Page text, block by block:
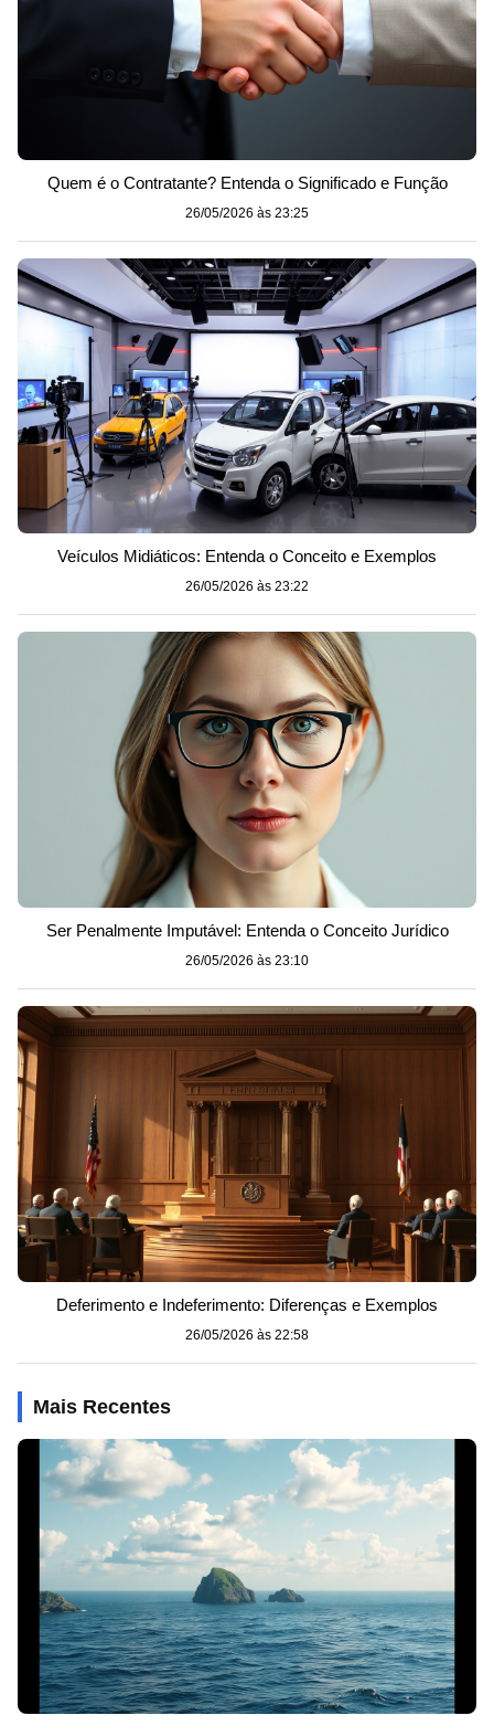
Quem é o Contratante? Entenda o Significado e Função
26/05/2026 às 23:25
Veículos Midiáticos: Entenda o Conceito e Exemplos
26/05/2026 às 23:22
Ser Penalmente Imputável: Entenda o Conceito Jurídico
26/05/2026 às 23:10
Deferimento e Indeferimento: Diferenças e Exemplos
26/05/2026 às 22:58
Mais Recentes